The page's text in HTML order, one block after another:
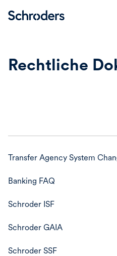
Rechtliche
Transfer Agency System
Banking FAQ
Schroder ISF
Schroder GAIA
Schroder SSF